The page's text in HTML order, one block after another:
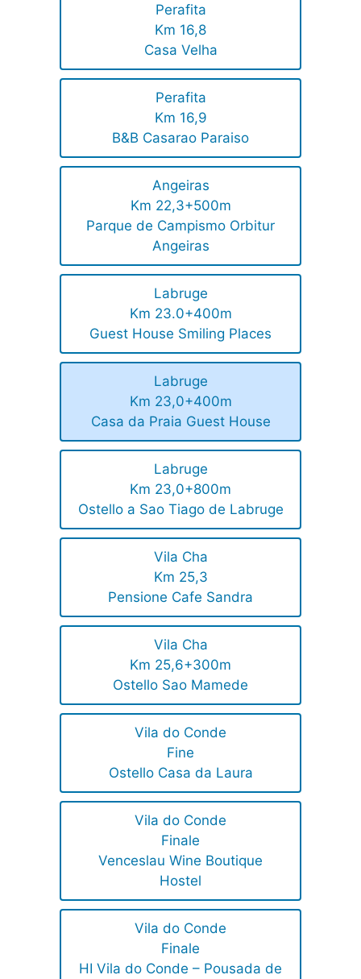
Perafita
Km 16,8
Casa Velha
Perafita
Km 16,9
B&B Casarao Paraiso
Angeiras
Km 22,3+500m
Parque de Campismo Orbitur
Angeiras
Labruge
Km 23.0+400m
Guest House Smiling Places
Labruge
Km 23,0+400m
Casa da Praia Guest House
Labruge
Km 23,0+800m
Ostello a Sao Tiago de Labruge
Vila Cha
Km 25,3
Pensione Cafe Sandra
Vila Cha
Km 25,6+300m
Ostello Sao Mamede
Vila do Conde
Fine
Ostello Casa da Laura
Vila do Conde
Finale
Venceslau Wine Boutique
Hostel
Vila do Conde
Finale
HI Vila do Conde – Pousada de